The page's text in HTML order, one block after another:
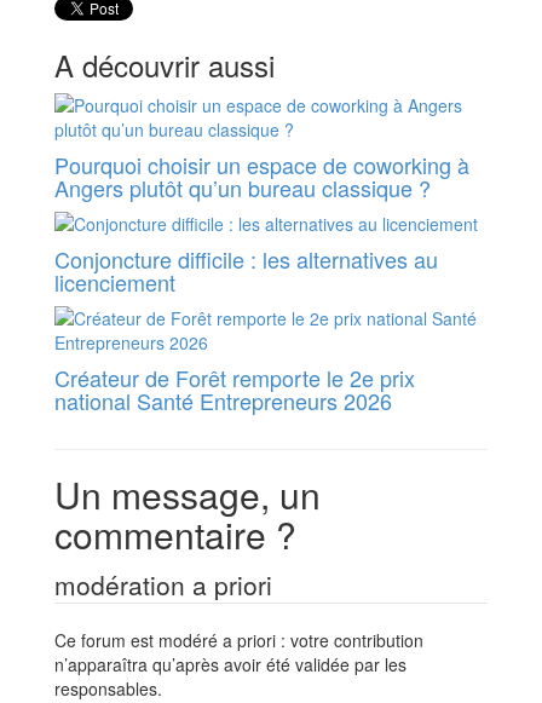
A découvrir aussi
Pourquoi choisir un espace de coworking à
Angers plutôt qu’un bureau classique ?
Conjoncture difficile : les alternatives au
licenciement
Créateur de Forêt remporte le 2e prix
national Santé Entrepreneurs 2026
Un message, un
commentaire ?
modération a priori
Ce forum est modéré a priori : votre contribution
n’apparaîtra qu’après avoir été validée par les
responsables.